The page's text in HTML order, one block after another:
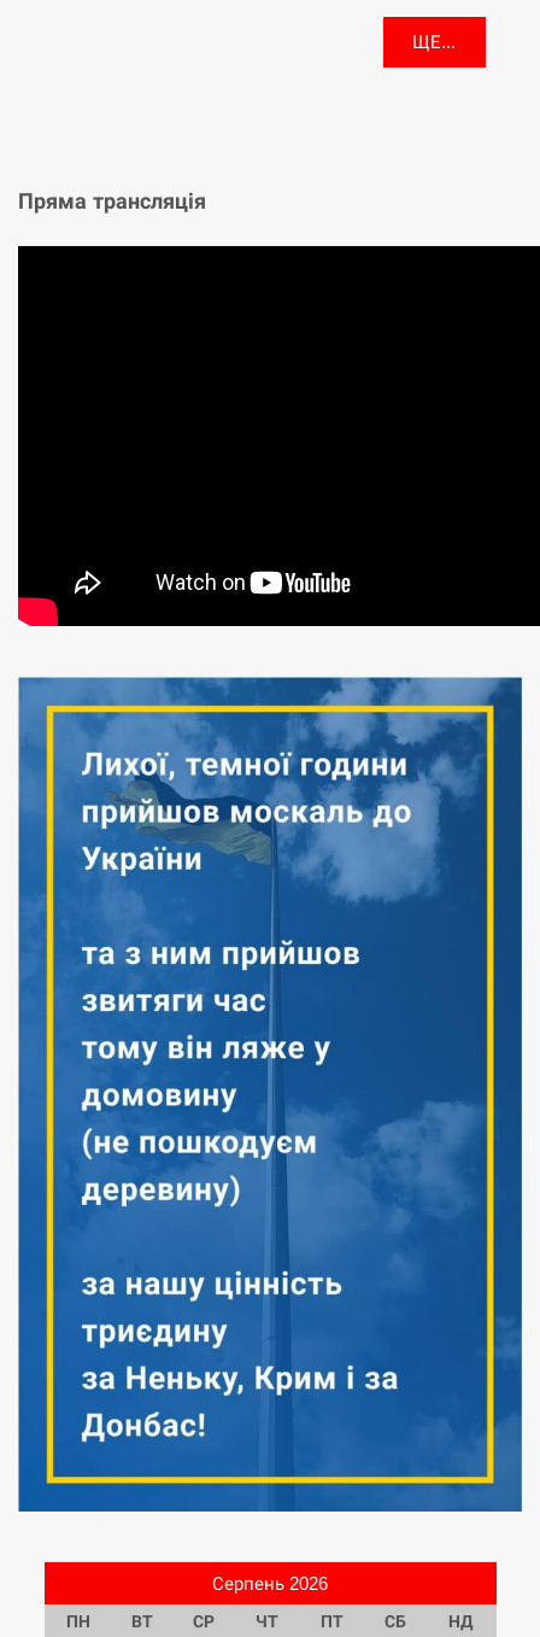
ЩЕ...
Пряма трансляція
Серпень 2026
ПН ВТ СР ЧТ ПТ СБ НД